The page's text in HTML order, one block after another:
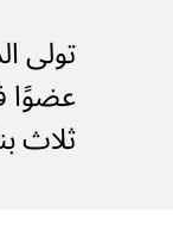
تولى
ثلاث